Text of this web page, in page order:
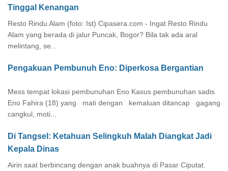
Tinggal Kenangan
Resto Rindu Alam (foto: Ist) Cipasera.com - Ingat Resto Rindu
Alam yang berada di jalur Puncak, Bogor? Bila tak ada aral
melintang, se...
Pengakuan Pembunuh Eno: Diperkosa Bergantian
Mess tempat lokasi pembunuhan Eno Kasus pembunuhan sadis
Eno Fahira (18) yang mati dengan kemaluan ditancap gagang
cangkul, moti...
Di Tangsel: Ketahuan Selingkuh Malah Diangkat Jadi
Kepala Dinas
Airin saat berbincang dengan anak buahnya di Pasar Ciputat.